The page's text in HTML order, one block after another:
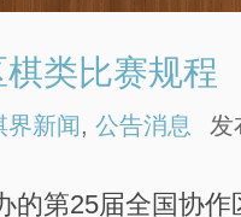
类比赛规程
界新闻, 公告消息
发
的第25届全国协